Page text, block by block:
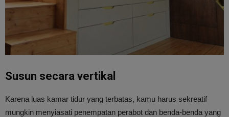
Susun secara vertikal
Karena luas kamar tidur yang terbatas, kamu harus sekreatif
mungkin menyiasati penempatan perabot dan benda-benda yang